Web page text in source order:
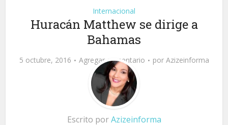
Internacional
Huracán Matthew se dirige a
Bahamas
5 octubre, 2016 Agregar comentario por Azizeinforma
Escrito porAzizeinforma